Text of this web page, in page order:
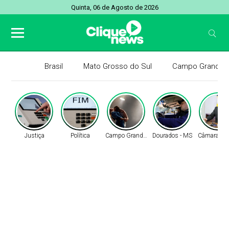
Quinta, 06 de Agosto de 2026
Brasil Mato Grosso do Sul Campo Grande
Justiça Política Campo Grande - MSDourados - MS Câmara de